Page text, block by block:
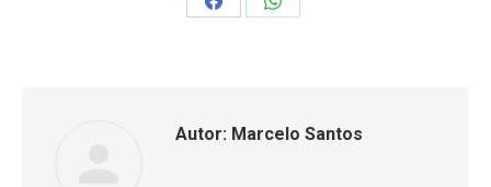
CompartilharCompartilhar
Autor: Marcelo Santos